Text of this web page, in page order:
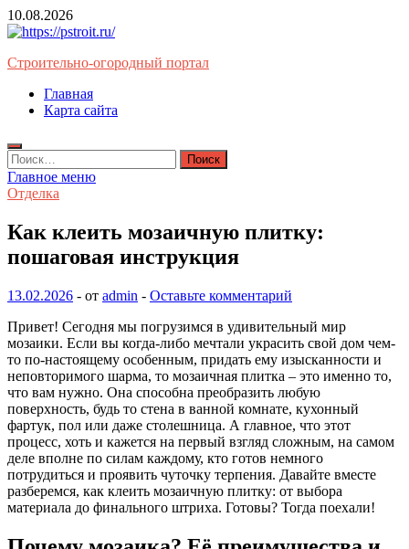
Перейти
к
10.08.2026
Строительно-огородный портал
Главная
Карта сайта
Найти:
Главное меню
Отделка
Как клеить мозаичную плитку:
пошаговая инструкция
13.02.2026 - от admin - Оставьте комментарий
Привет! Сегодня мы погрузимся в удивительный мир
мозаики. Если вы когда-либо мечтали украсить свой дом чем-
то по-настоящему особенным, придать ему изысканности и
неповторимого шарма, то мозаичная плитка – это именно то,
что вам нужно. Она способна преобразить любую
поверхность, будь то стена в ванной комнате, кухонный
фартук, пол или даже столешница. А главное, что этот
процесс, хоть и кажется на первый взгляд сложным, на самом
деле вполне по силам каждому, кто готов немного
потрудиться и проявить чуточку терпения. Давайте вместе
разберемся, как клеить мозаичную плитку: от выбора
материала до финального штриха. Готовы? Тогда поехали!